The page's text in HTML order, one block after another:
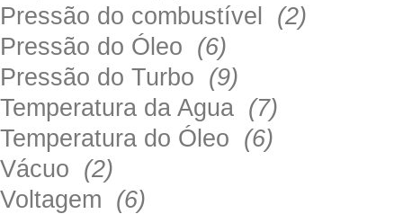
Pressão do combustível (2)
Pressão do Óleo (6)
Pressão do Turbo (9)
Temperatura da Agua (7)
Temperatura do Óleo (6)
Vácuo (2)
Voltagem (6)